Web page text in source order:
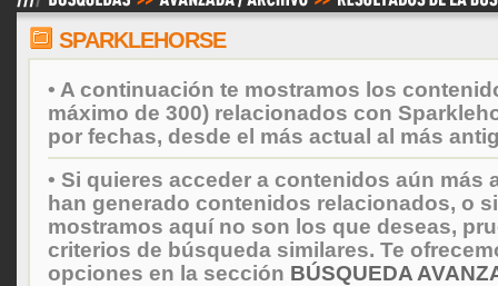
SPARKLEHORSE
• A continuación te mostramos los
máximo de 300) relacionados con
por fechas, desde el más actual al más
• Si quieres acceder a contenidos aún más
han generado contenidos relacionados, o
mostramos aquí no son los que deseas,
criterios de búsqueda similares. Te
opciones en la sección BÚSQUEDA